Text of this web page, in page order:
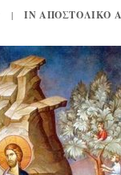
| INΑΠΟΣΤΟΛΙΚΌ